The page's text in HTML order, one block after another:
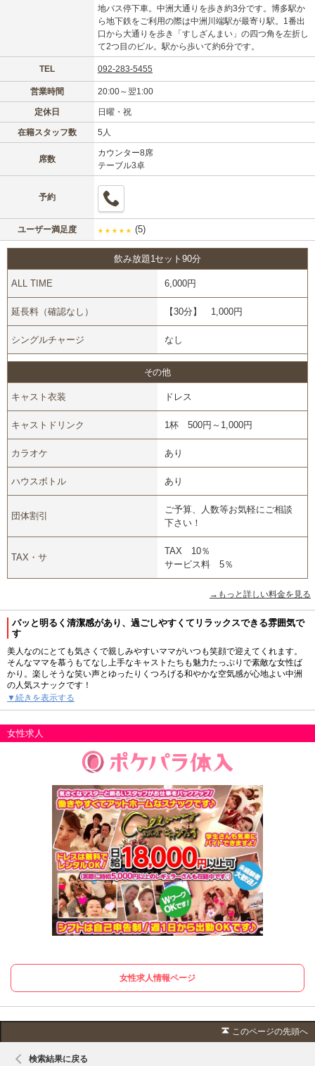
地バス停下車。中洲大通りを歩き約3分です。博多駅か
ら地下鉄をご利用の際は中洲川端駅が最寄り駅。1番出
口から大通りを歩き「すしざんまい」の四つ角を左折し
て2つ目のビル。駅から歩いて約6分です。
TEL 092-283-5455
営業時間 20:00～翌1:00
定休日 日曜・祝
在籍スタッフ数 5人
席数
カウンター8席
テーブル3卓
予約
ユーザー満足度 ★ ★ ★ ★ ★ (5)
飲み放題1セット90分
ALL TIME 6,000円
延長料（確認なし） 【30分】 1,000円
シングルチャージ なし
その他
キャスト衣装 ドレス
キャストドリンク 1杯 500円～1,000円
カラオケ あり
ハウスボトル あり
団体割引
ご予算、人数等お気軽にご相談
下さい！
TAX・サ
TAX 10％
サービス料 5％
→もっと詳しい料金を見る
パッと明るく清潔感があり、過ごしやすくてリラックスできる雰囲気で
す
美人なのにとても気さくで親しみやすいママがいつも笑顔で迎えてくれます。
そんなママを慕うもてなし上手なキャストたちも魅力たっぷりで素敵な女性ば
かり。楽しそうな笑い声とゆったりくつろげる和やかな空気感が心地よい中洲
の人気スナックです！
お客様をひとりひとり大切にもてなす姿勢が印象的で、心配りが行き届いた接
客はとても心地良いものです。ママと一緒に働いているうちにホステスたちも
なりました。
▼続きを表示する
女性求人
女性求人情報ページ
このページの先頭へ
検索結果に戻る